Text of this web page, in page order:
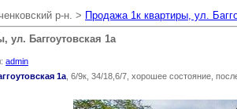
р-н. > Продажа 1к квартиры, ул.
ул. Баггоутовская 1а
admin
1а , 6/9к, 34/18,6/7, хорошее состояние,